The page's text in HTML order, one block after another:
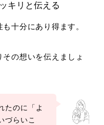
キリと伝える
十分にあり得ます。
の想いを伝えましょ
たのに「よ
づらいこ